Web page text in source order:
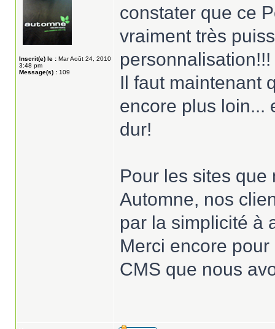
Inscrit(e) le : Mar Août 24, 2010
3:48 pm
Message(s) : 109
constater que ce
vraiment très
personnalisation!!!
Il faut maintenant
encore plus loin...
dur!
Pour les sites
Automne, nos
par la simplicité à
Merci encore
CMS que nous